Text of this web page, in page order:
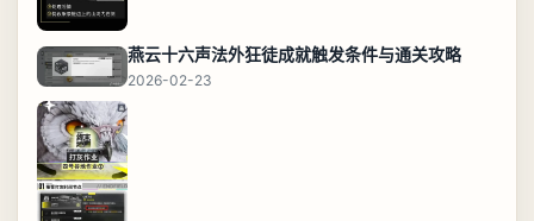
燕云十六声法外狂徒成就触发条件与通关攻略
2026-02-23